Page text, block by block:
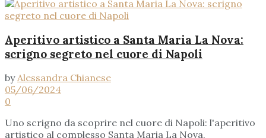
Aperitivo artistico a Santa Maria La Nova:
scrigno segreto nel cuore di Napoli
by Alessandra Chianese
05/06/2024
0
Uno scrigno da scoprire nel cuore di Napoli: l'aperitivo
artistico al complesso Santa Maria La Nova,